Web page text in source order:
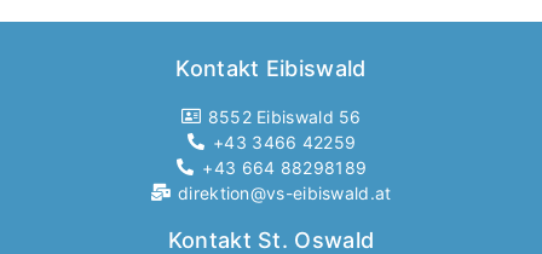
Kontakt Eibiswald
8552 Eibiswald 56
+43 3466 42259
+43 664 88298189
direktion@vs-eibiswald.at
Kontakt St. Oswald